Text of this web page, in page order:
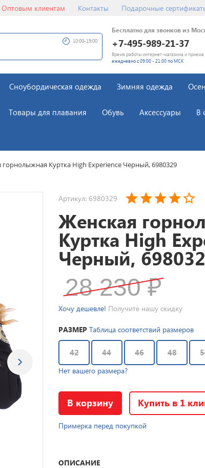
Оптовым клиентам Контакты Подарочные
10:00-19:00
Бесплатно для звонков из
+7-495-989-21-37
Время работы интернет-магазина и приема
ежедневно с 09:00 - 21:00 по МСК
Сноубордическая одежда Зимняя одежда
Товары для плавания Обувь Аксессуары В
горнолыжная Куртка High Experience Черный, 6980329
Артикул: 6980329
Женская
Куртка High
Черный,
28 230₽
Хочу дешевле! Получите нашу скидку
РАЗМЕР Таблица соответствий размеров
42 44 46 48
Нет вашего размера?
В корзину Купить в 1
Примерка перед покупкой
ОПИСАНИЕ